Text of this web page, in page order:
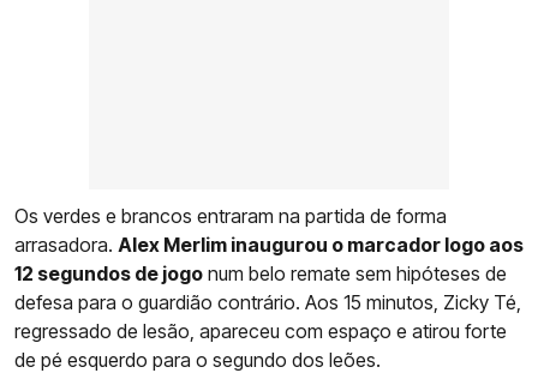
Os verdes e brancos entraram na partida de forma
arrasadora. Alex Merlim inaugurou o marcador logo aos
12 segundos de jogo num belo remate sem hipóteses de
defesa para o guardião contrário. Aos 15 minutos, Zicky Té,
regressado de lesão, apareceu com espaço e atirou forte
de pé esquerdo para o segundo dos leões.